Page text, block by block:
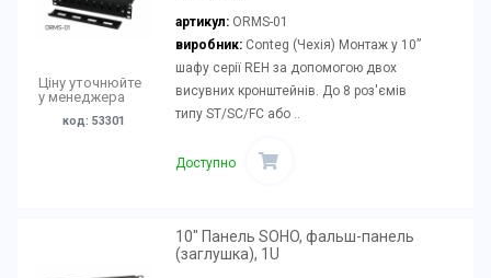
Ціну уточнюйте
у менеджера
код: 53301
артикул: ORMS-01
виробник:Conteg (Чехія) Монтаж у 10”
шафу серії REH за допомогою двох
висувних кронштейнів. До 8 роз'ємів
типу ST/SC/FC або ..
Доступно
10" Панель SOHO, фальш-панель
(заглушка), 1U